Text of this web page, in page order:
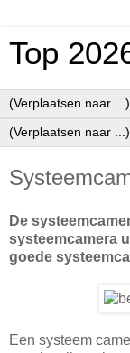
Top
De
systeemcamera
goede
Een systeem